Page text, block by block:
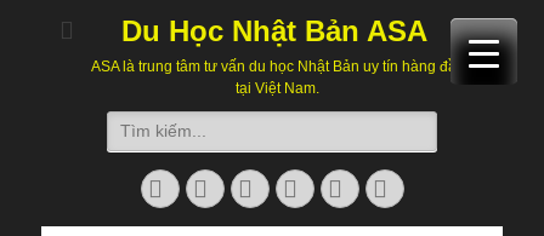
Du Học Nhật Bản ASA
ASA là trung tâm tư vấn du học Nhật Bản uy tín hàng đầu
tại Việt Nam.
Search
for:
Facebook
TwitterEmailSkypeWebsite
Phone